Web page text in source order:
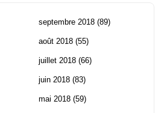
septembre 2018 (89)
août 2018 (55)
juillet 2018 (66)
juin 2018 (83)
mai 2018 (59)